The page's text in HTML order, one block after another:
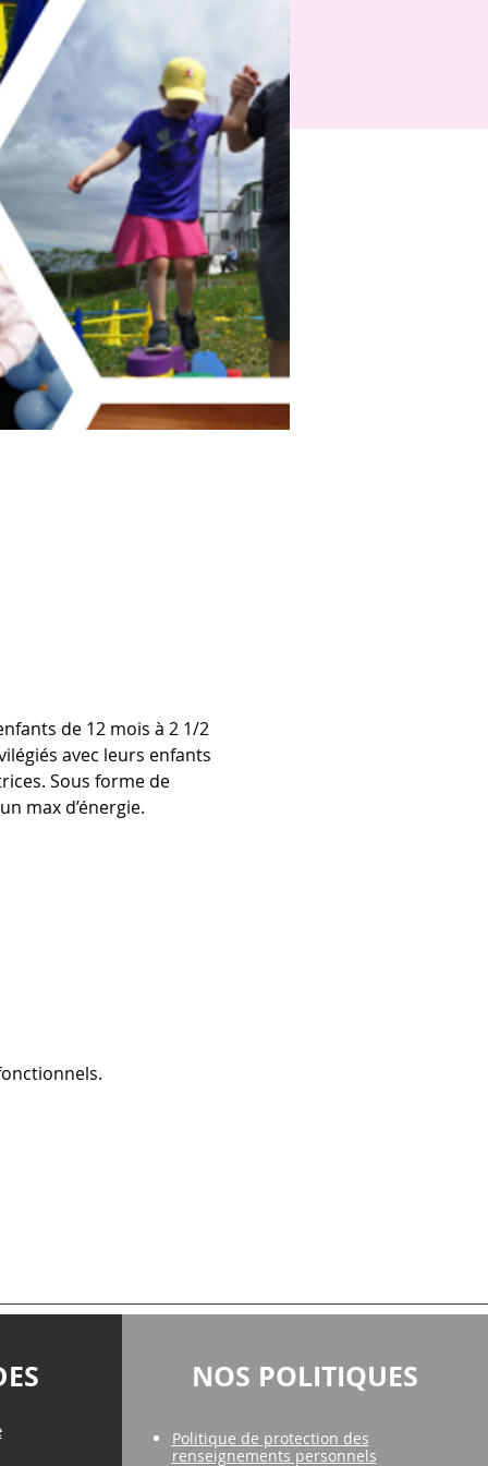
de 12 mois à 2 1/2
avec leurs enfants
Sous forme de
max d’énergie.
NOS POLITIQUES
Politique de protection des
renseignements personnels